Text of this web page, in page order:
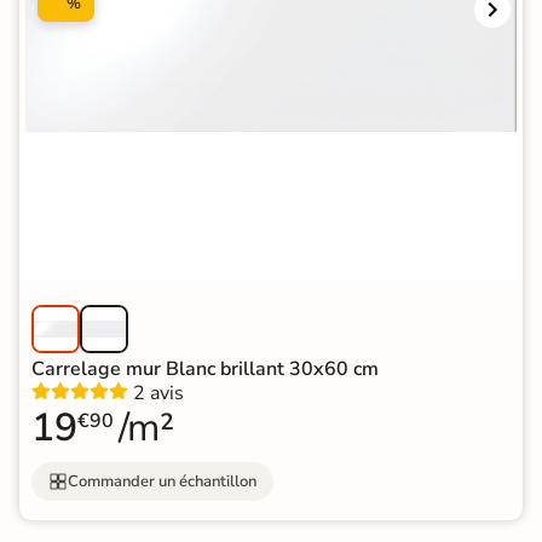
Carrelage mur Blanc brillant 30x60 cm
2 avis
19€90 /m²
Commander un échantillon